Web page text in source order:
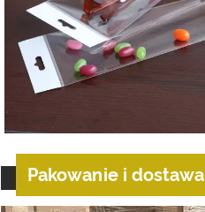
Pakowanie i dostawa